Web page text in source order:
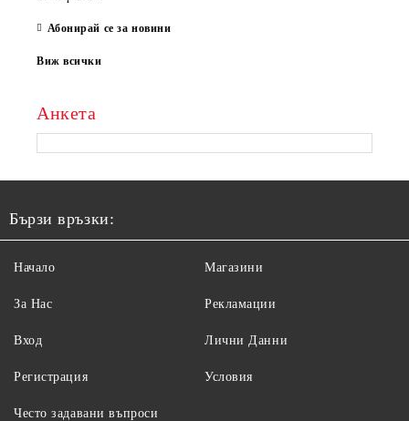
Абонирай се за новини
Виж всички
Анкета
Бързи връзки:
Начало
За Нас
Вход
Регистрация
Магазини
Рекламации
Лични Данни
Условия
Често задавани въпроси